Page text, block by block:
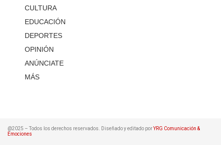
CULTURA
EDUCACIÓN
DEPORTES
OPINIÓN
ANÚNCIATE
MÁS
@2025 – Todos los derechos reservados. Diseñado y editado porYRG Comunicación &
Emociones